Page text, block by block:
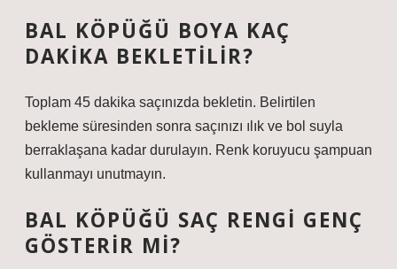
BAL KÖPÜĞÜ BOYA KAÇ
DAKIKA BEKLETILIR?
Toplam 45 dakika saçınızda bekletin. Belirtilen
bekleme süresinden sonra saçınızı ılık ve bol suyla
berraklaşana kadar durulayın. Renk koruyucu şampuan
kullanmayı unutmayın.
BAL KÖPÜĞÜ SAÇ RENGI GENÇ
GÖSTERIR MI?